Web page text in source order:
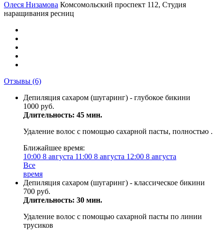
Олеся Низамова Комсомольский проспект 112, Студия
наращивания ресниц
Отзывы (6)
Депиляция сахаром (шугаринг) - глубокое бикини
1000 руб.
Длительность: 45 мин.
Удаление волос с помощью сахарной пасты, полностью .
Ближайшее время:
10:00 8 августа 11:00 8 августа 12:00 8 августа
Все
время
Депиляция сахаром (шугаринг) - классическое бикини
700 руб.
Длительность: 30 мин.
Удаление волос с помощью сахарной пасты по линии
трусиков